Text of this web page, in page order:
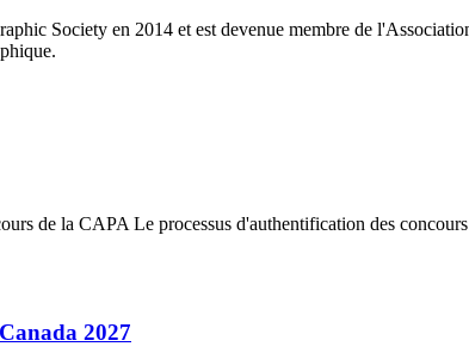
Society en 2014 et est devenue membre de
de la CAPA Le processus d'authentification des
2027